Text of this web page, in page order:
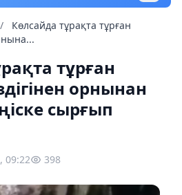
/
Көлсайда тұрақта тұрған
тұрған
орнынан
сырғып
09:22 398